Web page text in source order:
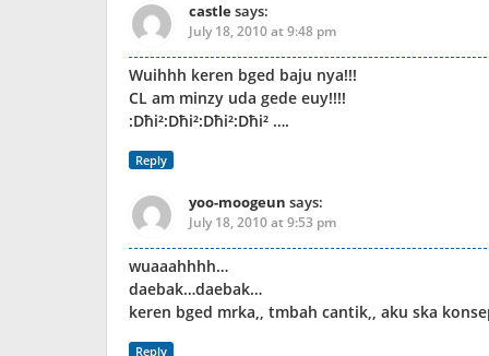
castlesays:
July 18, 2010 at 9:48 pm
Wuihhh keren bged baju nya!!!
CL am minzy uda gede euy!!!!
‎​:Dħi²:Dħi²:Dħi²:Dħi² ….
Reply
yoo-moogeun says:
July 18, 2010 at 9:53 pm
wuaaahhhh…
daebak…daebak…
keren bged mrka,, tmbah cantik,, aku ska
Reply